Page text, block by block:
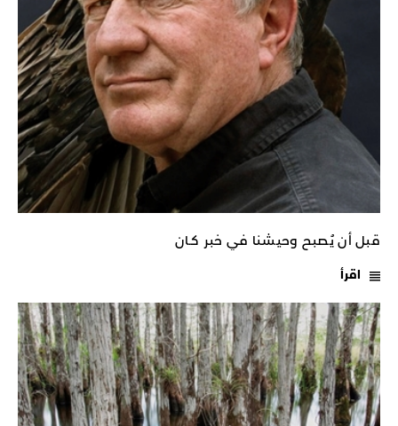
قبل أن يُصبح وحيشنا في خبر كـان
اقرأ